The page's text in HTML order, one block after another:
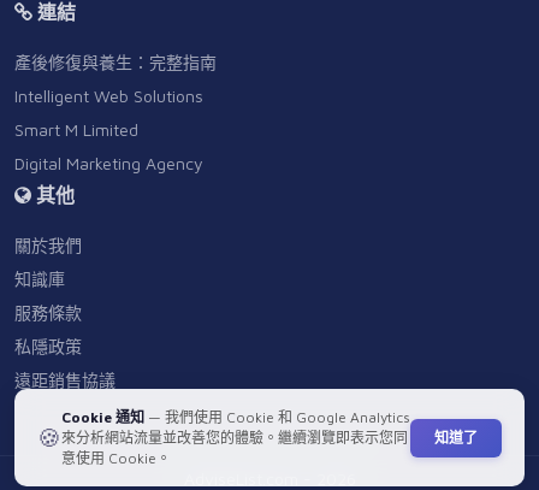
連結
產後修復與養生：完整指南
Intelligent Web Solutions
Smart M Limited
Digital Marketing Agency
其他
關於我們
知識庫
服務條款
私隱政策
遠距銷售協議
🍪
Cookie 通知 — 我們使用 Cookie 和 Google Analytics
來分析網站流量並改善您的體驗。繼續瀏覽即表示您同
意使用 Cookie。
知道了